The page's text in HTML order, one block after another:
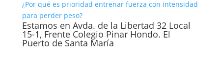
¿Por qué es prioridad entrenar fuerza con intensidad
para perder peso?
Estamos en Avda. de la Libertad 32 Local
15-1, Frente Colegio Pinar Hondo. El
Puerto de Santa María